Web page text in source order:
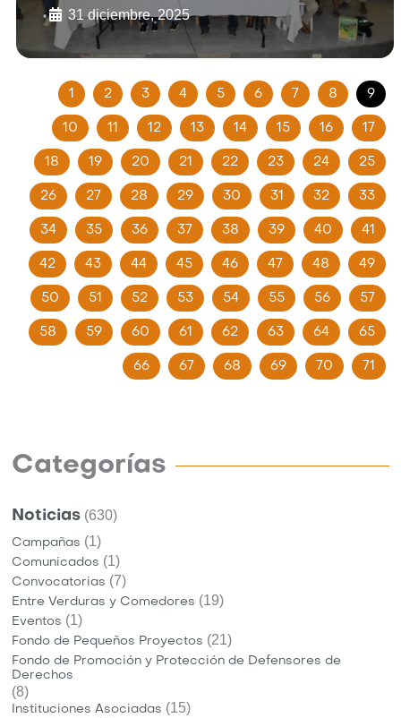
Categorías
Noticias (630)
Campañas (1)
Comunicados (1)
Convocatorias (7)
Entre Verduras y Comedores (19)
Eventos (1)
Fondo de Pequeños Proyectos (21)
Fondo de Promoción y Protección de Defensores de
Derechos
(8)
Instituciones Asociadas (15)
• 31 diciembre, 2025
1 2 3 4 5 6 7 8 9
10 11 12 13 14 15 16 17
18 19 20 21 22 23 24 25
26 27 28 29 30 31 32 33
34 35 36 37 38 39 40 41
42 43 44 45 46 47 48 49
50 51 52 53 54 55 56 57
58 59 60 61 62 63 64 65
66 67 68 69 70 71